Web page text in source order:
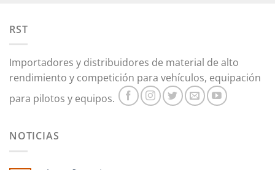
RST
Importadores y distribuidores de material de alto
rendimiento y competición para vehículos, equipación
para pilotos y equipos.
NOTICIAS